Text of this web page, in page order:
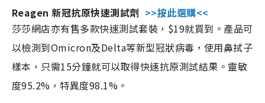
Reagen 新冠抗原快速測試劑 >>按此選購<<
莎莎網店亦有售多款快速測試套裝，$19就買到。產品可
以檢測到Omicron及Delta等新型冠狀病毒，使用鼻拭子
樣本，只需15分鐘就可以取得快速抗原測試結果。靈敏
度95.2%，特異度98.1%。